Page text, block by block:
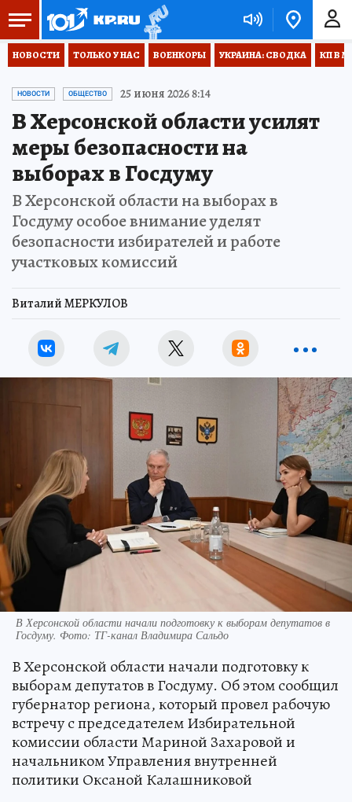
НОВОСТИ ТОЛЬКО У НАС ВОЕНКОРЫ УКРАИНА: СВОДКА КП В
НОВОСТИ ОБЩЕСТВО 25 июня 2026 8:14
В Херсонской области усилят
меры безопасности на
выборах в Госдуму
В Херсонской области на выборах в
Госдуму особое внимание уделят
безопасности избирателей и работе
участковых комиссий
Виталий МЕРКУЛОВ
В Херсонской области начали подготовку к выборам депутатов в
Госдуму. Фото: ТГ-канал Владимира Сальдо
В Херсонской области начали подготовку к
выборам депутатов в Госдуму. Об этом сообщил
губернатор региона, который провел рабочую
встречу с председателем Избирательной
комиссии области Мариной Захаровой и
начальником Управления внутренней
политики Оксаной Калашниковой